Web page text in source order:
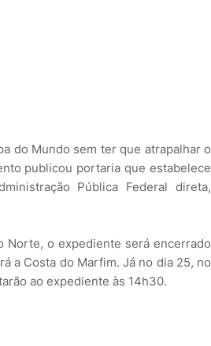
do Mundo sem ter que atrapalhar o
publicou portaria que estabelece
Pública Federal direta,
Norte, o expediente será encerrado
a Costa do Marfim. Já no dia 25, no
ao expediente às 14h30.